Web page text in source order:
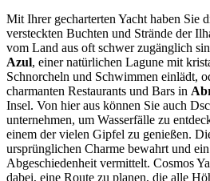
Mit Ihrer gecharterten Yacht haben Sie
versteckten Buchten und Strände der
vom Land aus oft schwer zugänglich
Azul, einer natürlichen Lagune mit
Schnorcheln und Schwimmen einlädt,
charmanten Restaurants und Bars in
Insel. Von hier aus können Sie auch
unternehmen, um Wasserfälle zu
einem der vielen Gipfel zu genießen.
ursprünglichen Charme bewahrt und
Abgeschiedenheit vermittelt. Cosmos
dabei, eine Route zu planen, die alle